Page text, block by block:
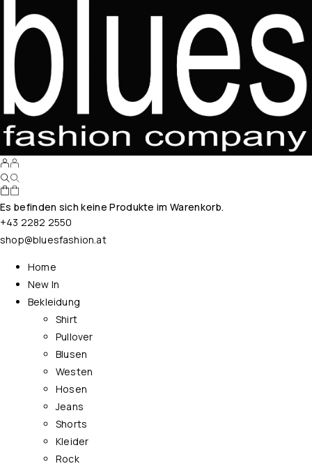
Es befinden sich keine Produkte im Warenkorb.
+43 2282 2550
shop@bluesfashion.at
Home
New In
Bekleidung
Shirt
Pullover
Blusen
Westen
Hosen
Jeans
Shorts
Kleider
Rock